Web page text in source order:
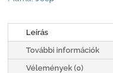
Leírás
További információk
Vélemények (0)